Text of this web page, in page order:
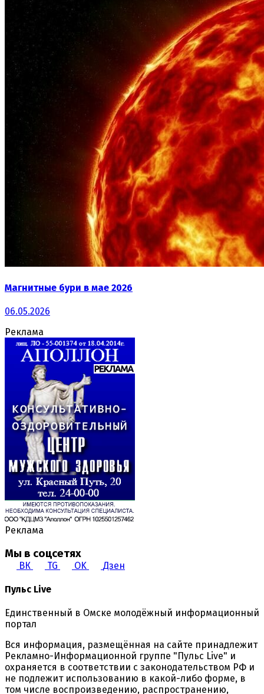
Магнитные бури в мае 2026
06.05.2026
Реклама
Реклама
Мы в соцсетях
ВК TG OK Дзен
Пульс Live
Единственный в Омске молодёжный информационный
портал
Вся информация, размещённая на сайте принадлежит
Рекламно-Информационной группе "Пульс Live" и
охраняется в соответствии с законодательством РФ и
не подлежит использованию в какой-либо форме, в
том числе воспроизведению, распространению,